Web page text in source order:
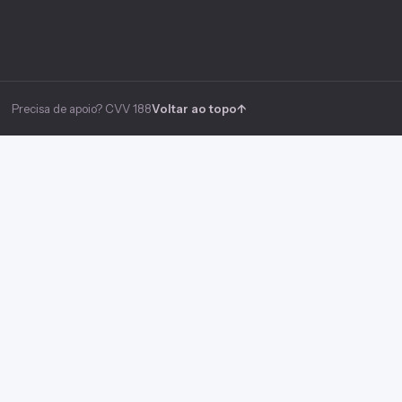
Precisa de apoio? CVV 188Voltar ao topo↑